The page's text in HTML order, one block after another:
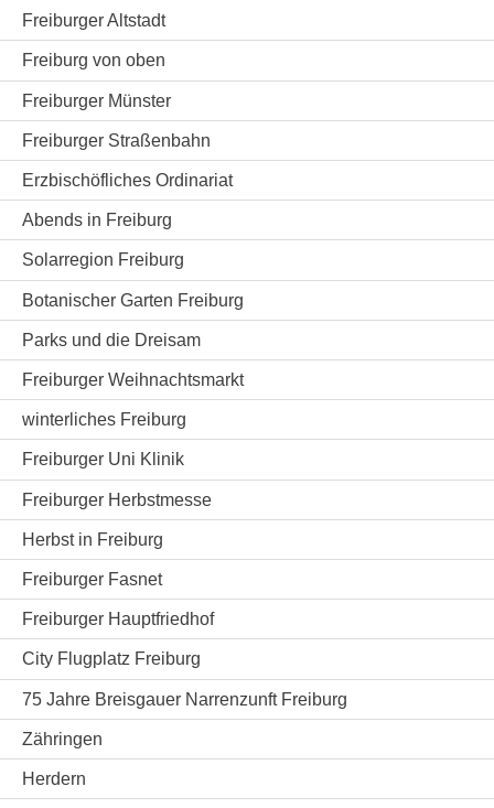
Freiburger Altstadt
Freiburg von oben
Freiburger Münster
Freiburger Straßenbahn
Erzbischöfliches Ordinariat
Abends in Freiburg
Solarregion Freiburg
Botanischer Garten Freiburg
Parks und die Dreisam
Freiburger Weihnachtsmarkt
winterliches Freiburg
Freiburger Uni Klinik
Freiburger Herbstmesse
Herbst in Freiburg
Freiburger Fasnet
Freiburger Hauptfriedhof
City Flugplatz Freiburg
75 Jahre Breisgauer Narrenzunft Freiburg
Zähringen
Herdern